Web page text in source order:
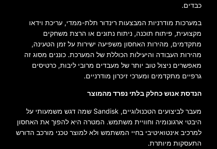
כבדים.
במערכות מודרניות המבצעות רינדור תלת-ממדי, עריכת וידאו
מקצועית, פיתוח תוכנה, ניתוח נתונים או הרצת משחקים
מתקדמים, מהירות האחסון משפיעה ישירות על זמן הטעינה,
מהירות העבודה והיעילות הכוללת של המערכת. כוננים מסוג זה
מאפשרים ניצול טוב יותר של מעבדים מרובי ליבות, כרטיסים
גרפיים מתקדמים ומערכי זיכרון מודרניים.
הנדסת אנוש כחלק בלתי נפרד מהמוצר
מעבר לביצועים הטכנולוגיים, Sandisk שמה דגש משמעותי על
היבטי ארגונומיה וחוויית משתמש. המטרה היא להפוך את האחסון
למרכיב אינטואיטיבי בחיי המשתמש ולא למוצר טכני מורכב הדורש
התעסקות מיותרת.